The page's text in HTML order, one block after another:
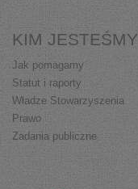
KIM JESTEŚMY
Jak pomagamy
Statut i raporty
Władze Stowarzyszenia
Prawo
Zadania publiczne